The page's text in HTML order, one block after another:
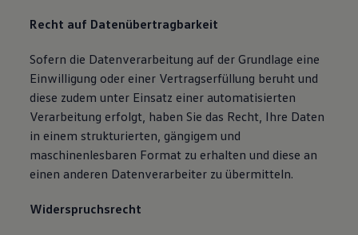
Recht auf Datenübertragbarkeit
Sofern die Datenverarbeitung auf der Grundlage eine
Einwilligung oder einer Vertragserfüllung beruht und
diese zudem unter Einsatz einer automatisierten
Verarbeitung erfolgt, haben Sie das Recht, Ihre Daten
in einem strukturierten, gängigem und
maschinenlesbaren Format zu erhalten und diese an
einen anderen Datenverarbeiter zu übermitteln.
Widerspruchsrecht